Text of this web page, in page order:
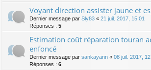
Voyant direction assister jaune et
Dernier message par Sly83 « 21 juil. 2017, 15:01
Réponses : 5
Estimation coût réparation touran
enfoncé
Dernier message par sankayann « 08 juil. 2017,
Réponses : 6